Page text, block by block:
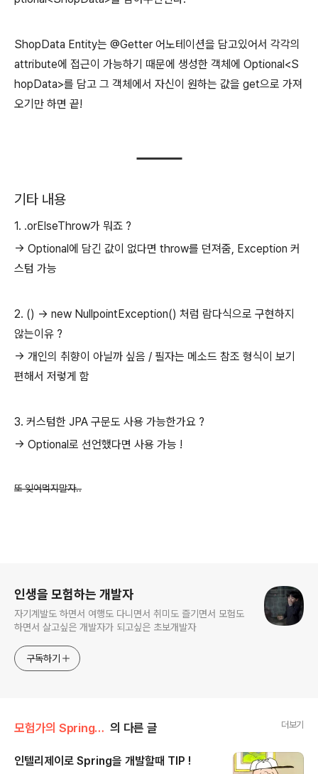
ShopData Entity는 @Getter 어노테이션을 담고있어서 각각의
attribute에 접근이 가능하기 때문에 생성한 객체에 Optional<S
hopData>를 담고 그 객체에서 자신이 원하는 값을 get으로 가져
오기만 하면 끝!
기타 내용
1. .orElseThrow가 뭐죠 ?
-> Optional에 담긴 값이 없다면 throw를 던져줌, Exception 커
스텀 가능
2. () -> new NullpointException() 처럼 람다식으로 구현하지
않는이유 ?
-> 개인의 취향이 아닐까 싶음 / 필자는 메소드 참조 형식이 보기
편해서 저렇게 함
3. 커스텀한 JPA 구문도 사용 가능한가요 ?
-> Optional로 선언했다면 사용 가능 !
또 잊어먹지말자..
인생을 모험하는 개발자
자기계발도 하면서 여행도 다니면서 취미도 즐기면서 모험도
하면서 살고싶은 개발자가 되고싶은 초보개발자
구독하기
모험가의 Spring/Spring 의 다른 글 더보기
인텔리제이로 Spring을 개발할때 TIP !